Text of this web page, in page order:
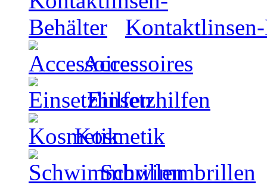
Accessoires
Einsetzhilfen
Kosmetik
Schwimmbrillen